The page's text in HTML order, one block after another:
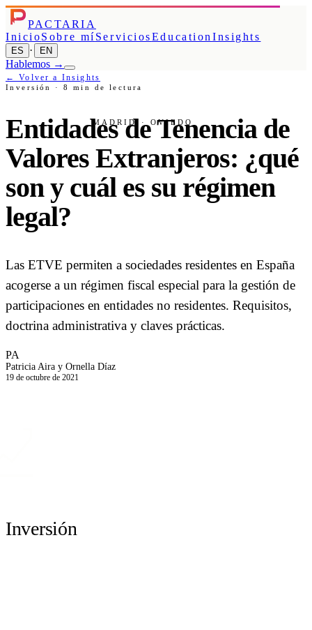
MADRID · OVIEDO
PACTARIA
InicioSobre míServiciosEducation Insights
ES · EN
Hablemos →
← Volver a Insights
Inversión ·8 min de lectura
Entidades de Tenencia de
Valores Extranjeros: ¿qué
son y cuál es su régimen
legal?
Las ETVE permiten a sociedades residentes en España
acogerse a un régimen fiscal especial para la gestión de
participaciones en entidades no residentes. Requisitos,
doctrina administrativa y claves prácticas.
PA
Patricia Aira y Ornella Díaz
19 de octubre de 2021
Inversión